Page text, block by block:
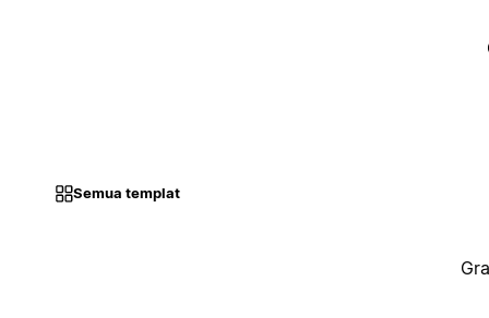
Semua templat